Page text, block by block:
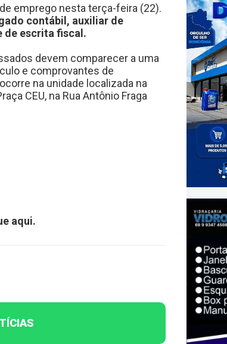
emprego nesta terça-feira (22).
contábil, auxiliar de
de escrita fiscal.
devem comparecer a uma
e comprovantes de
na unidade localizada na
CEU, na Rua Antônio Fraga
aqui.